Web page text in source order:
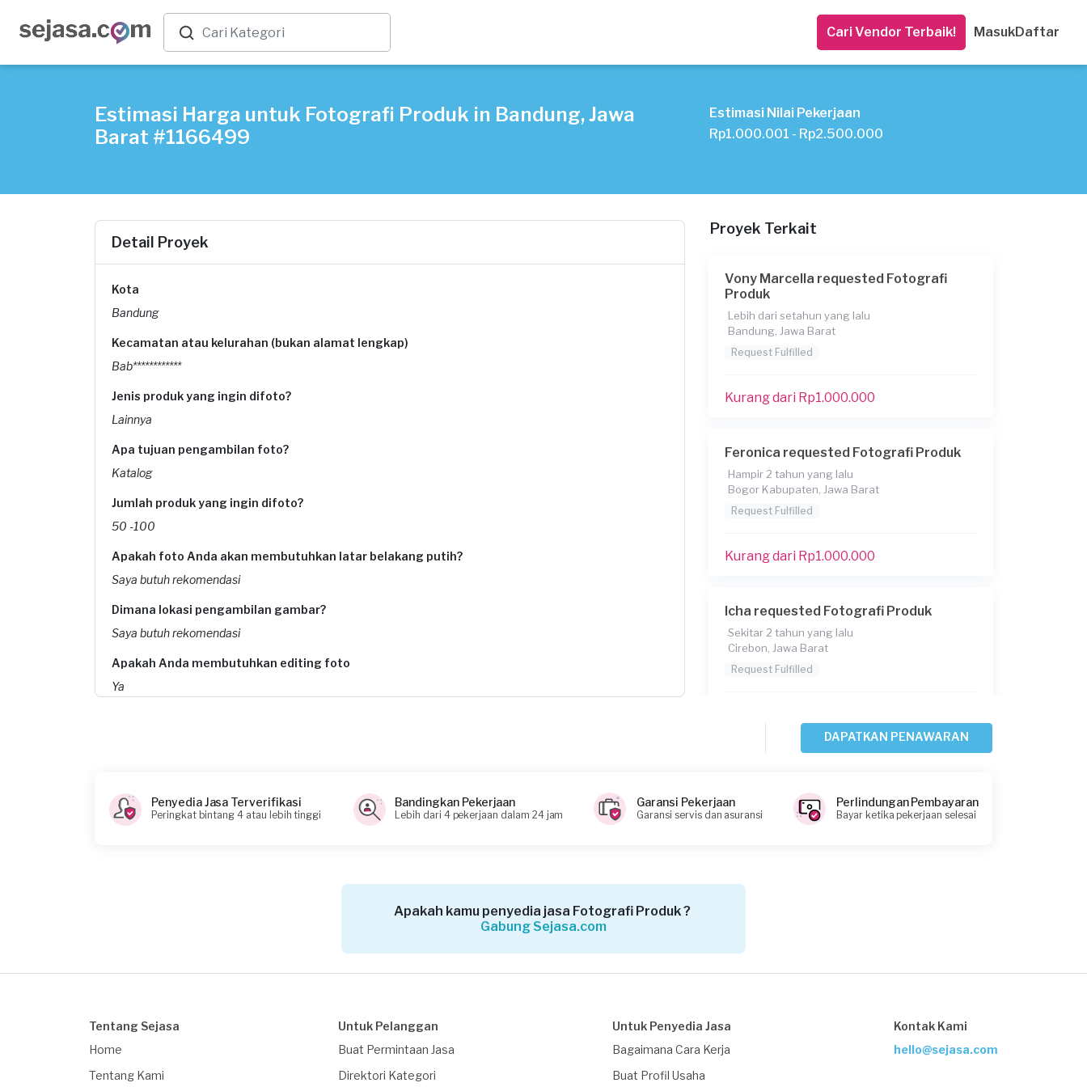
Cari Vendor Terbaik! MasukDaftar
Estimasi Harga untuk Fotografi Produk in Bandung, Jawa
Barat #1166499
Estimasi Nilai Pekerjaan
Rp1.000.001 - Rp2.500.000
Detail Proyek
Kota
Bandung
Kecamatan atau kelurahan (bukan alamat lengkap)
Bab************
Jenis produk yang ingin difoto?
Lainnya
Apa tujuan pengambilan foto?
Katalog
Jumlah produk yang ingin difoto?
50 -100
Apakah foto Anda akan membutuhkan latar belakang putih?
Saya butuh rekomendasi
Dimana lokasi pengambilan gambar?
Saya butuh rekomendasi
Apakah Anda membutuhkan editing foto
Ya
31-03-2021
Informasi tambahan
Proyek Terkait
Vony Marcella requested Fotografi
Produk
Lebih dari setahun yang lalu
Bandung, Jawa Barat
Request Fulfilled
Kurang dari Rp1.000.000
Feronica requested Fotografi Produk
Hampir 2 tahun yang lalu
Bogor Kabupaten, Jawa Barat
Request Fulfilled
Kurang dari Rp1.000.000
Icha requested Fotografi Produk
Sekitar 2 tahun yang lalu
Cirebon, Jawa Barat
Request Fulfilled
Lebih dari 2 tahun yang lalu
Bandung, Jawa Barat
Request Fulfilled
Kurang dari Rp1.000.000
DAPATKAN PENAWARAN
Penyedia Jasa Terverifikasi
Peringkat bintang 4 atau lebih tinggi
Bandingkan Pekerjaan
Lebih dari 4 pekerjaan dalam 24 jam
Garansi Pekerjaan
Garansi servis dan asuransi
Perlindungan Pembayaran
Bayar ketika pekerjaan selesai
Apakah kamu penyedia jasa Fotografi Produk ?
Gabung Sejasa.com
Tentang Sejasa
Home
Tentang Kami
Untuk Pelanggan
Buat Permintaan Jasa
Direktori Kategori
Untuk Penyedia Jasa
Bagaimana Cara Kerja
Buat Profil Usaha
Kontak Kami
hello@sejasa.com